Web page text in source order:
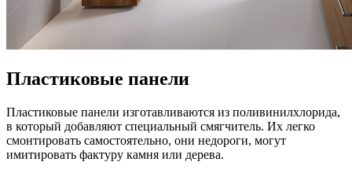
Пластиковые панели
Пластиковые панели изготавливаются из поливинилхлорида,
в который добавляют специальный смягчитель. Их легко
смонтировать самостоятельно, они недороги, могут
имитировать фактуру камня или дерева.